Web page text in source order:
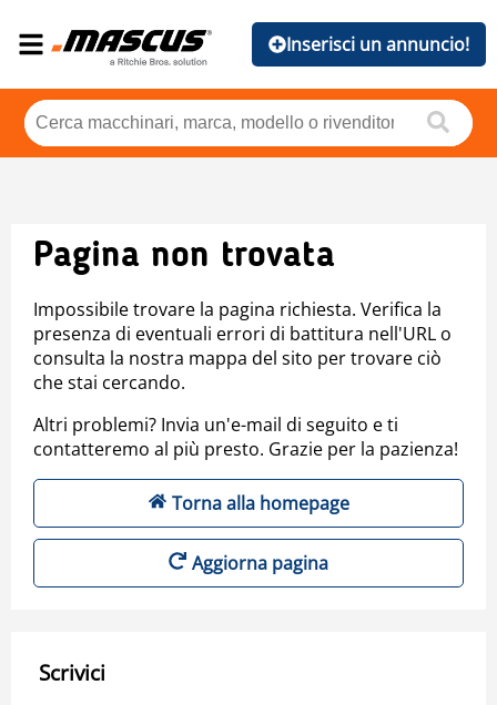
Inserisci un annuncio!
Pagina non trovata
Impossibile trovare la pagina richiesta. Verifica la
presenza di eventuali errori di battitura nell'URL o
consulta la nostra mappa del sito per trovare ciò
che stai cercando.
Altri problemi? Invia un'e-mail di seguito e ti
contatteremo al più presto. Grazie per la pazienza!
Torna alla homepage
Aggiorna pagina
Scrivici